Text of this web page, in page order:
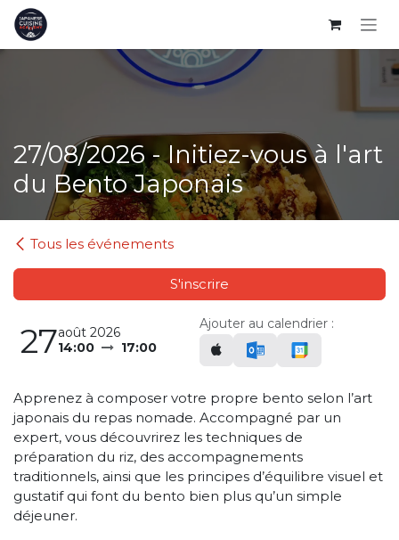
Se rendre au contenu
27/08/2026 - Initiez-vous à l'art
du Bento Japonais
Tous les événements
S'inscrire
27août 2026
14:00
17:00
Ajouter au calendrier :
Apprenez à composer votre propre bento selon l’art
japonais du repas nomade. Accompagné par un
expert, vous découvrirez les techniques de
préparation du riz, des accompagnements
traditionnels, ainsi que les principes d’équilibre visuel et
gustatif qui font du bento bien plus qu’un simple
déjeuner.